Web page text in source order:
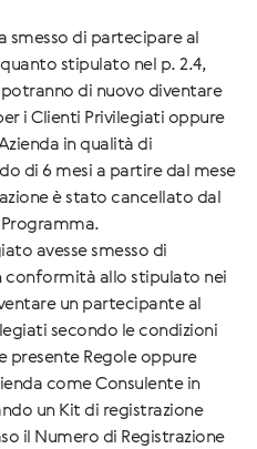
smesso di partecipare al
stipulato nel p. 2.4,
di nuovo diventare
i Clienti Privilegiati oppure
in qualità di
di 6 mesi a partire dal mese
è stato cancellato dal
avesse smesso di
conformità allo stipulato nei
un partecipante al
secondo le condizioni
presente Regole oppure
come Consulente in
un Kit di registrazione
il Numero di Registrazione